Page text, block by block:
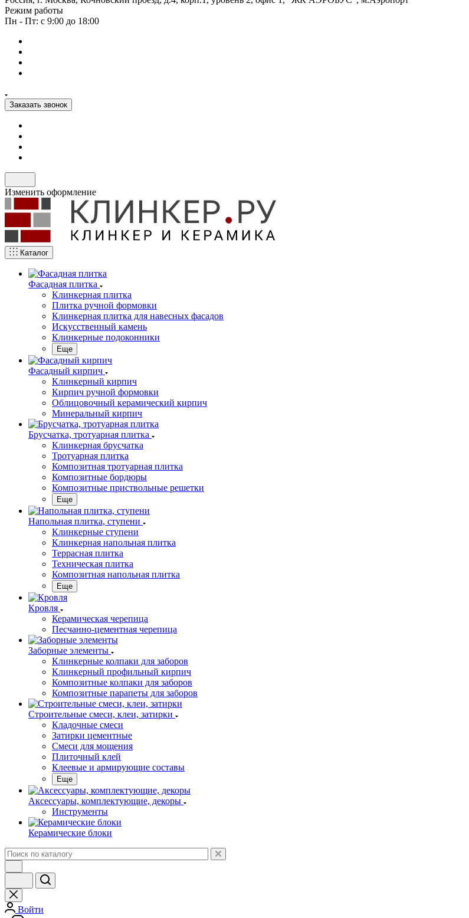
Режим работы
Пн - Пт: с 9:00 до 18:00
Заказать звонок
Изменить оформление
Каталог
Фасадная плитка
Клинкерная плитка
Плитка ручной формовки
Клинкерная плитка для навесных фасадов
Искусственный камень
Клинкерные подоконники
Еще
Фасадный кирпич
Клинкерный кирпич
Кирпич ручной формовки
Облицовочный керамический кирпич
Минеральный кирпич
Брусчатка, тротуарная плитка
Клинкерная брусчатка
Тротуарная плитка
Композитная тротуарная плитка
Композитные бордюры
Композитные приствольные решетки
Еще
Напольная плитка, ступени
Клинкерные ступени
Клинкерная напольная плитка
Террасная плитка
Техническая плитка
Композитная напольная плитка
Еще
Кровля
Керамическая черепица
Песчанно-цементная черепица
Заборные элементы
Клинкерные колпаки для заборов
Клинкерный профильный кирпич
Композитные колпаки для заборов
Композитные парапеты для заборов
Строительные смеси, клеи, затирки
Кладочные смеси
Затирки цементные
Смеси для мощения
Плиточный клей
Клеевые и армирующие составы
Еще
Аксессуары, комплектующие, декоры
Инструменты
Керамические блоки
Войти